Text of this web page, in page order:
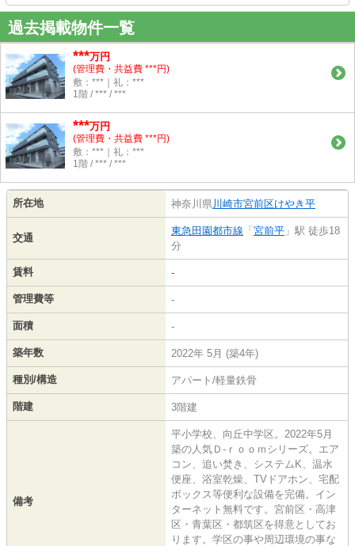
過去掲載物件一覧
***万円
(管理費・共益費 ***円)
敷：***｜礼：***
1階 / *** / ***
***万円
(管理費・共益費 ***円)
敷：***｜礼：***
1階 / *** / ***
所在地 神奈川県川崎市宮前区けやき平
交通
東急田園都市線 「 宮前平 」駅 徒歩18
分
賃料 -
管理費等 -
面積 -
築年数 2022年 5月 (築4年)
種別/構造 アパート/軽量鉄骨
階建 3階建
備考
平小学校、向丘中学区。2022年5月
築の人気Ｄ-ｒｏｏｍシリーズ。エア
コン、追い焚き、システムK、温水
便座、浴室乾燥、TVドアホン、宅配
ボックス等便利な設備を完備。イン
ターネット無料です。宮前区・高津
区・青葉区・都筑区を得意としてお
ります。学区の事や周辺環境の事な